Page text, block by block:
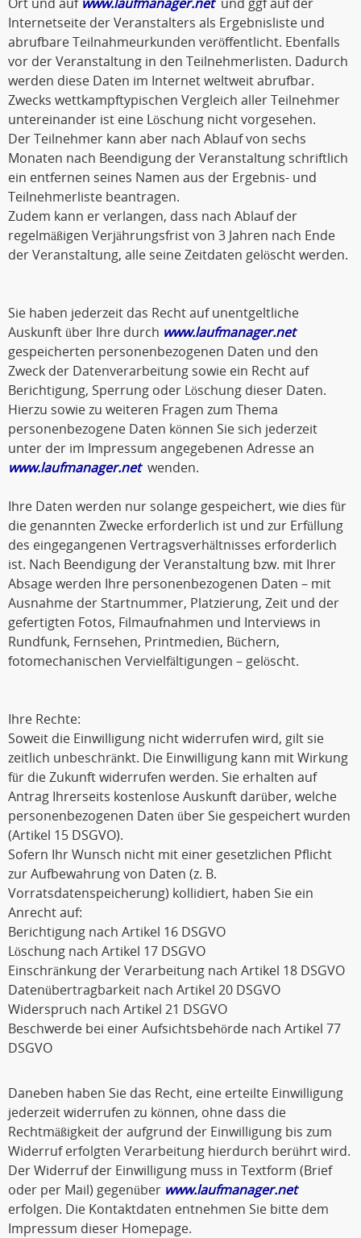
Internetseite der Veranstalters als Ergebnisliste und
abrufbare Teilnahmeurkunden veröffentlicht. Ebenfalls
vor der Veranstaltung in den Teilnehmerlisten. Dadurch
werden diese Daten im Internet weltweit abrufbar.
Zwecks wettkampftypischen Vergleich aller Teilnehmer
untereinander ist eine Löschung nicht vorgesehen.
Der Teilnehmer kann aber nach Ablauf von sechs
Monaten nach Beendigung der Veranstaltung schriftlich
ein entfernen seines Namen aus der Ergebnis- und
Teilnehmerliste beantragen.
Zudem kann er verlangen, dass nach Ablauf der
regelmäßigen Verjährungsfrist von 3 Jahren nach Ende
der Veranstaltung, alle seine Zeitdaten gelöscht werden.
Sie haben jederzeit das Recht auf unentgeltliche
Auskunft über Ihre durch www.laufmanager.net
gespeicherten personenbezogenen Daten und den
Zweck der Datenverarbeitung sowie ein Recht auf
Berichtigung, Sperrung oder Löschung dieser Daten.
Hierzu sowie zu weiteren Fragen zum Thema
personenbezogene Daten können Sie sich jederzeit
unter der im Impressum angegebenen Adresse an
www.laufmanager.netwenden.
Ihre Daten werden nur solange gespeichert, wie dies für
die genannten Zwecke erforderlich ist und zur Erfüllung
des eingegangenen Vertragsverhältnisses erforderlich
ist. Nach Beendigung der Veranstaltung bzw. mit Ihrer
Absage werden Ihre personenbezogenen Daten – mit
Ausnahme der Startnummer, Platzierung, Zeit und der
gefertigten Fotos, Filmaufnahmen und Interviews in
Rundfunk, Fernsehen, Printmedien, Büchern,
fotomechanischen Vervielfältigungen – gelöscht.
Ihre Rechte:
Soweit die Einwilligung nicht widerrufen wird, gilt sie
zeitlich unbeschränkt. Die Einwilligung kann mit Wirkung
für die Zukunft widerrufen werden. Sie erhalten auf
Antrag Ihrerseits kostenlose Auskunft darüber, welche
personenbezogenen Daten über Sie gespeichert wurden
(Artikel 15 DSGVO).
Sofern Ihr Wunsch nicht mit einer gesetzlichen Pflicht
zur Aufbewahrung von Daten (z. B.
Vorratsdatenspeicherung) kollidiert, haben Sie ein
Anrecht auf:
Berichtigung nach Artikel 16 DSGVO
Löschung nach Artikel 17 DSGVO
Einschränkung der Verarbeitung nach Artikel 18 DSGVO
Datenübertragbarkeit nach Artikel 20 DSGVO
Widerspruch nach Artikel 21 DSGVO
Beschwerde bei einer Aufsichtsbehörde nach Artikel 77
DSGVO
Daneben haben Sie das Recht, eine erteilte Einwilligung
jederzeit widerrufen zu können, ohne dass die
Rechtmäßigkeit der aufgrund der Einwilligung bis zum
Widerruf erfolgten Verarbeitung hierdurch berührt wird.
Der Widerruf der Einwilligung muss in Textform (Brief
oder per Mail) gegenüber www.laufmanager.net
erfolgen. Die Kontaktdaten entnehmen Sie bitte dem
Impressum dieser Homepage.